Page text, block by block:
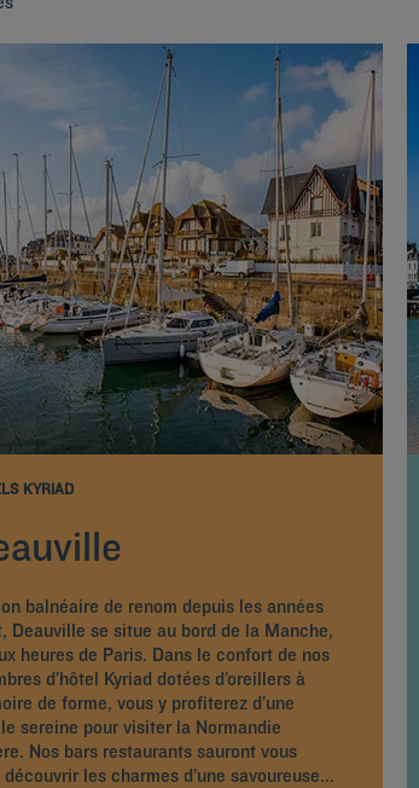
KYRIAD
balnéaire de renom depuis les années
Deauville se situe au bord de la Manche,
heures de Paris. Dans le confort de nos
d’hôtel Kyriad dotées d’oreillers à
de forme, vous y profiterez d’une
sereine pour visiter la Normandie
Nos bars restaurants sauront vous
les charmes d’une savoureuse...